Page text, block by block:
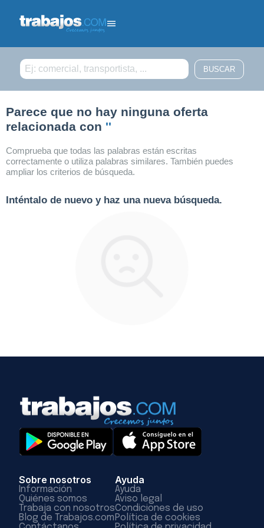
Parece que no hay ninguna oferta
relacionada con ''
Comprueba que todas las palabras están escritas
correctamente o utiliza palabras similares. También puedes
ampliar los criterios de búsqueda.
Inténtalo de nuevo y haz una nueva búsqueda.
Sobre nosotros
Información
Quiénes somos
Trabaja con nosotros
Blog de Trabajos.com
Ayuda
Ayuda
Aviso legal
Condiciones de uso
Política de cookies